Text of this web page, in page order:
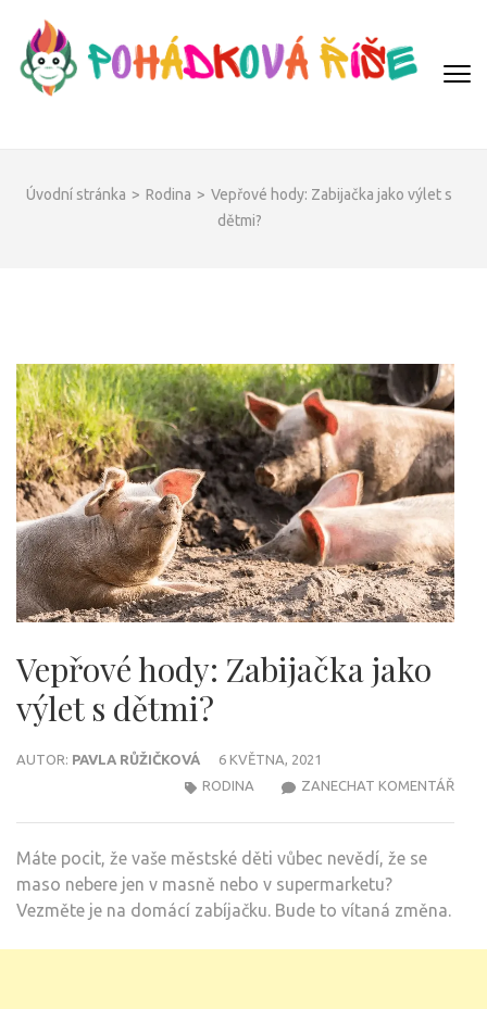
obsah
(Enter)
Úvodní stránka > Rodina > Vepřové hody: Zabijačka jako výlet s
dětmi?
Vepřové hody: Zabijačka jako
výlet s dětmi?
AUTOR: PAVLA RŮŽIČKOVÁ
6 KVĚTNA, 2021
ZANECHAT KOMENTÁŘNA
RODINA
Máte pocit, že vaše městské děti vůbec nevědí, že se
maso nebere jen v masně nebo v supermarketu?
Vezměte je na domácí zabíjačku. Bude to vítaná změna.